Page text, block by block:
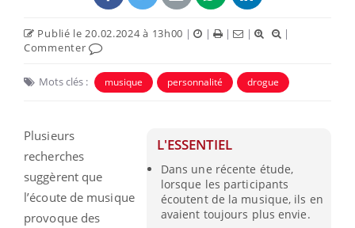
Publié le 20.02.2024 à 13h00 | | | |
|
Commenter
Mots clés : musique personnalité drogue
L'ESSENTIEL
Dans une récente étude,
lorsque les participants
écoutent de la musique, ils en
avaient toujours plus envie.
Plusieurs
recherches
suggèrent que
l’écoute de musique
provoque des